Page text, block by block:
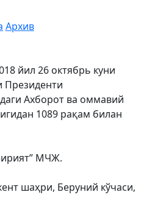
Архив
йил 26 октябрь куни
Президенти
Ахборот ва оммавий
1089 рақам билан
МЧЖ.
шаҳри, Беруний кўчаси,